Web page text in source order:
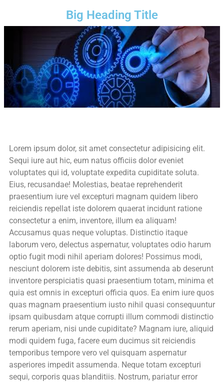
Big Heading Title
Lorem ipsum dolor, sit amet consectetur adipisicing elit.
Sequi iure aut hic, eum natus officiis dolor eveniet
voluptates qui id, voluptate expedita cupiditate soluta.
Eius, recusandae! Molestias, beatae reprehenderit
praesentium iure vel excepturi magnam quidem libero
reiciendis repellat iste dolorem quaerat incidunt ratione
consectetur a enim, inventore, illum ea aliquam!
Accusamus quas neque voluptas. Distinctio itaque
laborum vero, delectus aspernatur, voluptates odio harum
optio fugit modi nihil aperiam dolores! Possimus modi,
nesciunt dolorem iste debitis, sint assumenda ab deserunt
inventore perspiciatis quasi praesentium totam, minima et
quia est omnis in excepturi officia quos. Ea enim iure quos
quas magnam praesentium iusto nihil quasi consequuntur
ipsam quibusdam atque corrupti illum commodi distinctio
rerum aperiam, nisi unde cupiditate? Magnam iure, aliquid
modi quidem fuga, facere eum ducimus sit reiciendis
temporibus tempore vero vel quisquam aspernatur
asperiores impedit assumenda. Neque totam excepturi
sequi, corporis quas blanditiis. Nostrum, pariatur error